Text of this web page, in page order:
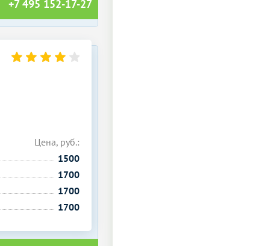
+7 495 152-17-27
Цена, руб.:
1500
1700
1700
1700